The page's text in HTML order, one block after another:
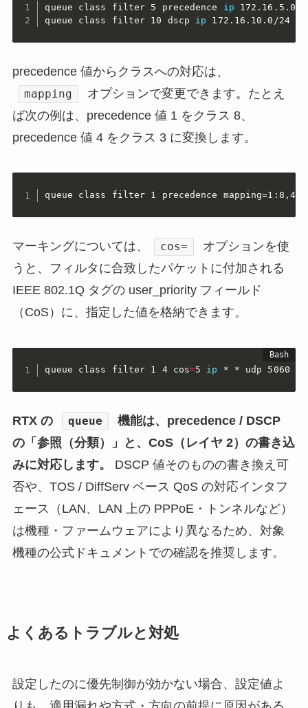
queue class filter 5 precedence ip
queue class filter 10 dscp ip 172.16.10.0/24 *
precedence 値からクラスへの対応は、
mapping
オプションで変更できます。たとえ
ば次の例は、precedence 値 1 をクラス 8、
precedence 値 4 をクラス 3 に変換します。
queue class filter 1 precedence
マーキングについては、 cos=
オプションを使
うと、フィルタに合致したパケットに付加される
IEEE 802.1Q タグの user_priority フィールド
（CoS）に、指定した値を格納できます。
queue class filter 1 4 cos=5 ip * * udp 5060 *
RTX の queue
機能は、precedence / DSCP
の「参照（分類）」と、CoS（レイヤ 2）の書き込
みに対応します。
DSCP 値そのものの書き換え可
否や、TOS / DiffServ ベース QoS の対応インタフ
ェース（LAN、LAN 上の PPPoE・トンネルなど）
は機種・ファームウェアにより異なるため、対象
機種の公式ドキュメントでの確認を推奨します。
よくあるトラブルと対処
設定したのに優先制御が効かない場合、設定値よ